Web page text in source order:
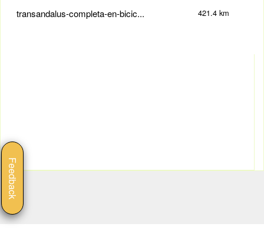
Feedback
transandalus-completa-en-bicic... 421.4 km